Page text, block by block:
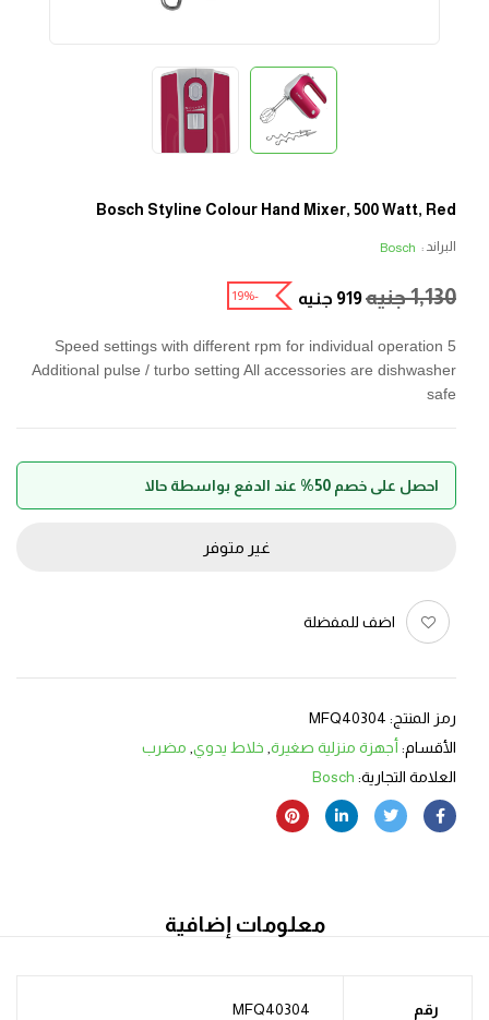
Bosch Styline Colour Hand Mixer, 500 Watt, Red
البراند : Bosch
1,130جنيه919 جنيه -19%
5 Speed settings with different rpm for individual operation
Additional pulse / turbo setting All accessories are dishwasher
safe
احصل على خصم 50% عند الدفع بواسطة حالا
غير متوفر
اضف للمفضلة
رمز المنتج: MFQ40304
الأقسام: أجهزة منزلية صغيرة خلاط يدوي مضرب
العلامة التجارية: Bosch
معلومات إضافية
رقم
MFQ40304